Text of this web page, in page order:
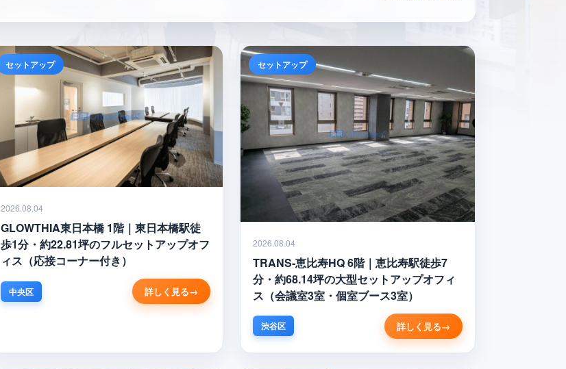
セットアップ
2026.08.04
GLOWTHIA東日本橋 1階｜東日本橋駅徒
歩1分・約22.81坪のフルセットアップオフ
ィス（応接コーナー付き）
中央区 詳しく見る
セットアップ
2026.08.04
TRANS-恵比寿HQ 6階｜恵比寿駅徒歩7
分・約68.14坪の大型セットアップオフィ
ス（会議室3室・個室ブース3室）
渋谷区 詳しく見る